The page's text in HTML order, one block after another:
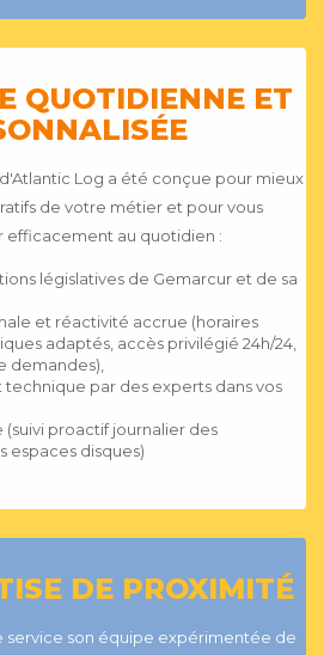
QUOTIDIENNE ET
Log a été conçue pour mieux
de votre métier et pour vous
efficacement au quotidien :
législatives de Gemarcur et de sa
et réactivité accrue (horaires
adaptés, accès privilégié 24h/24,
demandes),
technique par des experts dans vos
proactif journalier des
espaces disques)
DE PROXIMITÉ
service son équipe expérimentée de